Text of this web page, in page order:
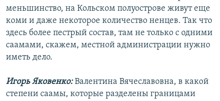
меньшинство, на Кольском полуострове живут еще
коми и даже некоторое количество ненцев. Так что
здесь более пестрый состав, там не только с одними
саамами, скажем, местной администрации нужно
иметь дело.
Игорь Яковенко:Валентина Вячеславовна, в какой
степени саамы, которые разделены границами